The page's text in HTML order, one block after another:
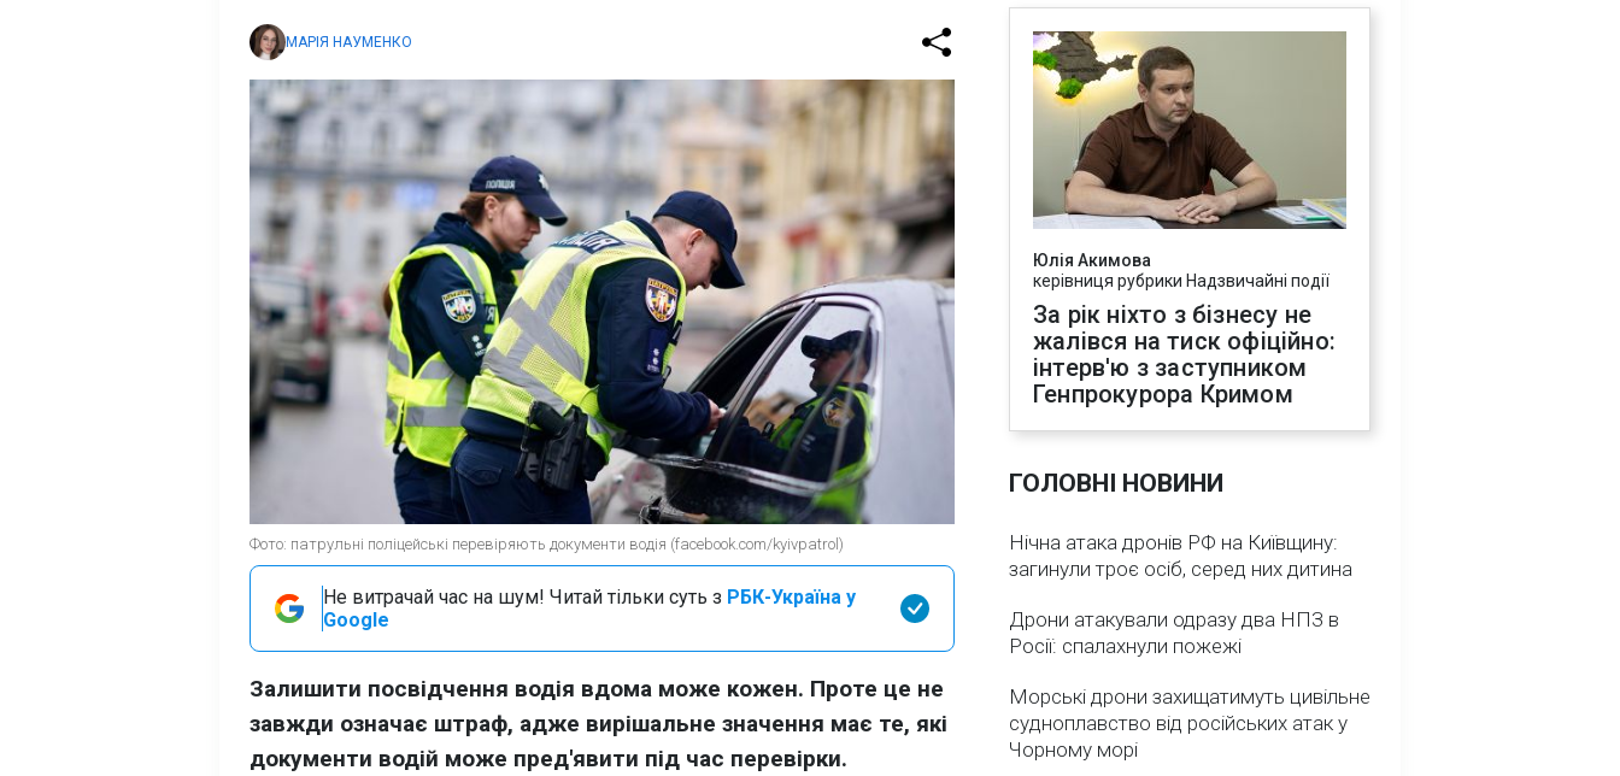
МАРІЯ НАУМЕНКО
Фото: патрульні поліцейські перевіряють документи водія (facebook.com/kyivpatrol)
Не витрачай час на шум! Читай тільки суть з РБК-Україна у
Google
Залишити посвідчення водія вдома може кожен. Проте це не
завжди означає штраф, адже вирішальне значення має те, які
документи водій може пред'явити під час перевірки.
Юлія Акимова
керівниця рубрики Надзвичайні події
За рік ніхто з бізнесу не
жалівся на тиск офіційно:
інтерв'ю з заступником
Генпрокурора Кримом
ГОЛОВНІ НОВИНИ
Нічна атака дронів РФ на Київщину:
загинули троє осіб, серед них дитина
Дрони атакували одразу два НПЗ в
Росії: спалахнули пожежі
Морські дрони захищатимуть цивільне
судноплавство від російських атак у
Чорному морі